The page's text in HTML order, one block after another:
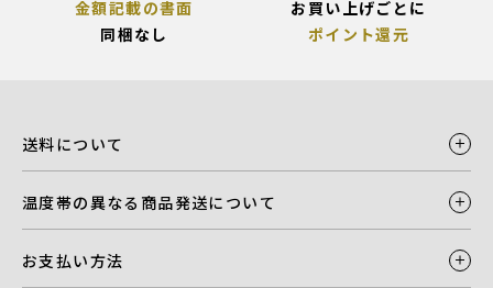
金額記載の書面
同梱なし
お買い上げごとに
ポイント還元
送料について
温度帯の異なる商品発送について
お支払い方法